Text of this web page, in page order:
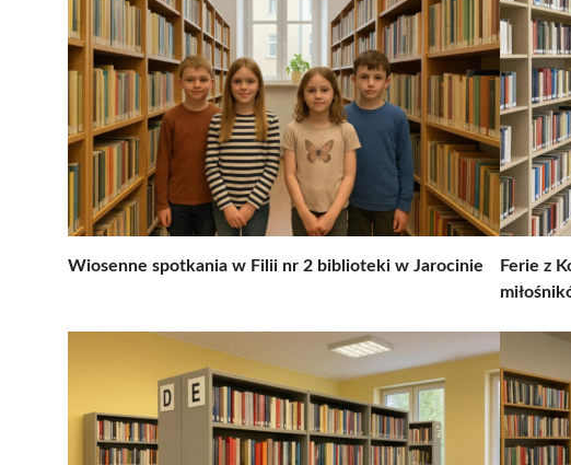
Wiosenne spotkania w Filii nr 2 biblioteki w Jarocinie
Ferie z